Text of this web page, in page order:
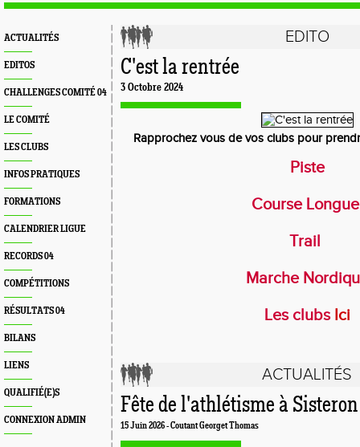
ACTUALITÉS
EDITOS
CHALLENGES COMITÉ 04
LE COMITÉ
LES CLUBS
INFOS PRATIQUES
FORMATIONS
CALENDRIER LIGUE
RECORDS 04
COMPÉTITIONS
RÉSULTATS 04
BILANS
LIENS
QUALIFIÉ(E)S
CONNEXION ADMIN
EDITO
C'est la rentrée
3 Octobre 2024
Rapprochez vous de vos clubs pour
Piste
Course
Trail
Marche
Les clubs Ici
ACTUALITÉS
Fête de l'athlétisme à Sisteron
15 Juin 2026 - Coutant Georget Thomas